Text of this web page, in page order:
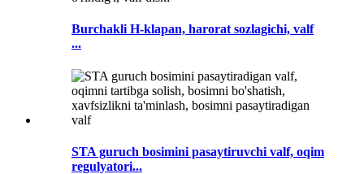
Burchakli H-klapan, harorat sozlagichi, valf
...
STA guruch bosimini pasaytiruvchi valf, oqim
regulyatori...